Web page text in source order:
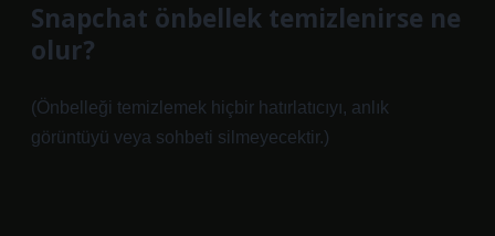
Snapchat önbellek temizlenirse ne
olur?
(Önbelleği temizlemek hiçbir hatırlatıcıyı, anlık
görüntüyü veya sohbeti silmeyecektir.)